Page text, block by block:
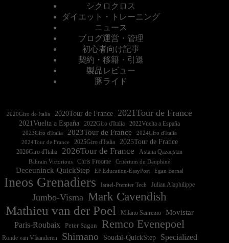
シクロクロス
ダイエット・トレーニング
ニュース
ブログ運営・管理
初心者向け記事
契約・移籍・引退
製品レビュー
豚ライド
2020Giro de Italia 2020Tour de France 2021Tour de France
2021Vuelta a España 2022Vuelta a España
2023Giro d'Italia 2023Tour de France
2024Tour de France
2025Giro d'Italia 2025Tour de France
2026Giro d'Italia 2026Tour de France Astana Qazaqstan
Bahrain Victorious Chris Froome Critérium du Dauphiné
Deceuninck-QuickStep EF Education-EasyPost Egan Bernal
Ineos Grenadiers Israel-Premier Tech Julian Alaphilippe
Jumbo-Visma Mark Cavendish
Mathieu van der Poel Milano Sanremo
Movistar
Paris-Roubaix
Peter Sagan Remco Evenepoel
Ronde van Vlaanderen Shimano Soudal-QuickStep Specialized